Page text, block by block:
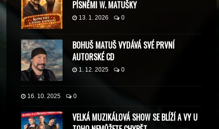
PÍSNĚMI W. MATUŠKY
13. 1. 2026 0
BOHUŠ MATUŠ VYDÁVÁ SVÉ PRVNÍ
AUTORSKÉ CD
1. 12. 2025 0
16. 10. 2025 0
VELKÁ MUZIKÁLOVÁ SHOW SE BLÍŽÍ A VY U